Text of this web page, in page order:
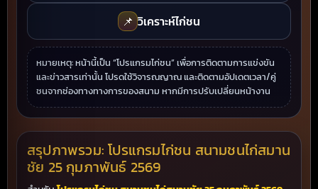
📌 วิเคราะห์ไก่ชน
หมายเหตุ: หน้านี้เป็น “โปรแกรมไก่ชน” เพื่อการติดตามการแข่งขัน
และข่าวสารเท่านั้น โปรดใช้วิจารณญาณ และติดตามอัปเดตเวลา/คู่
ชนจากช่องทางทางการของสนาม หากมีการปรับเปลี่ยนหน้างาน
สรุปภาพรวม: โปรแกรมไก่ชน สนามชนไก่สมาน
ชัย 25 กุมภาพันธ์ 2569